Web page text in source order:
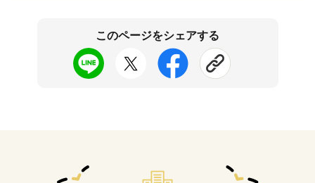
このページをシェアする